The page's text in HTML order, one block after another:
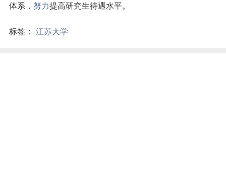
体系， 努力提高研究生待遇水平。
标签： 江苏大学